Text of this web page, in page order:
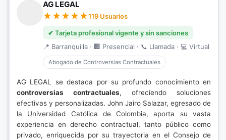
AG LEGAL
119 Usuarios
✔ Tarjeta profesional vigente y sin sanciones
📍 Barranquilla · 🏢 Presencial · 📞 Llamada · 💻 Virtual
Abogado de Controversias Contractuales
AG LEGAL se destaca por su profundo conocimiento en
controversias contractuales, ofreciendo soluciones
efectivas y personalizadas. John Jairo Salazar, egresado de
la Universidad Católica de Colombia, aporta su vasta
experiencia en derecho contractual, tanto público como
privado, enriquecida por su trayectoria en el Consejo de